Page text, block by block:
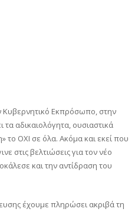
Κυβερνητικό Εκπρόσωπο, στην
αδικαιολόγητα, ουσιαστικά
το ΟΧΙ σε όλα. Ακόμα και εκεί που
στις βελτιώσεις για τον νέο
και την αντίδραση του
έχουμε πληρώσει ακριβά τη